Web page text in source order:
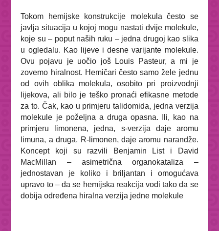
Tokom hemijske konstrukcije molekula često se
javlja situacija u kojoj mogu nastati dvije molekule,
koje su – poput naših ruku – jedna drugoj kao slika
u ogledalu. Kao lijeve i desne varijante molekule.
Ovu pojavu je uočio još Louis Pasteur, a mi je
zovemo hiralnost. Hemičari često samo žele jednu
od ovih oblika molekula, osobito pri proizvodnji
lijekova, ali bilo je teško pronaći efikasne metode
za to. Čak, kao u primjeru talidomida, jedna verzija
molekule je poželjna a druga opasna. Ili, kao na
primjeru limonena, jedna, s-verzija daje aromu
limuna, a druga, R-limonen, daje aromu narandže.
Koncept koji su razvili Benjamin List i David
MacMillan – asimetrična organokataliza –
jednostavan je koliko i briljantan i omogućava
upravo to – da se hemijska reakcija vodi tako da se
dobija određena hiralna verzija jedne molekule